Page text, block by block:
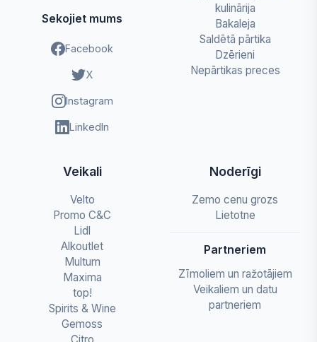
Sekojiet mums
Facebook
X
Instagram
LinkedIn
kulinārija
Bakaleja
Saldētā pārtika
Dzērieni
Nepārtikas preces
Veikali
Velto
Promo C&C
Lidl
Alkoutlet
Multum
Maxima
top!
Spirits & Wine
Gemoss
Noderīgi
Zemo cenu grozs
Lietotne
Partneriem
Zīmoliem un ražotājiem
Veikaliem un datu
partneriem